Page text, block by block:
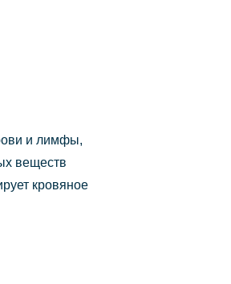
и лимфы,
веществ
кровяное